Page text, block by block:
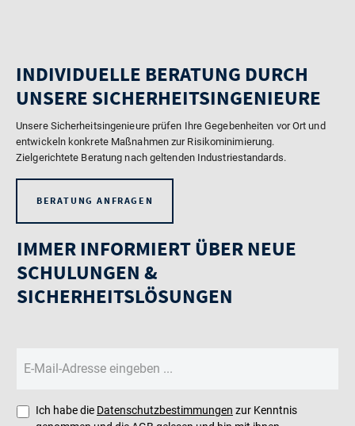
INDIVIDUELLE BERATUNG DURCH
UNSERE SICHERHEITSINGENIEURE
Unsere Sicherheitsingenieure prüfen Ihre Gegebenheiten vor Ort und
entwickeln konkrete Maßnahmen zur Risikominimierung.
Zielgerichtete Beratung nach geltenden Industriestandards.
BERATUNG ANFRAGEN
IMMER INFORMIERT ÜBER NEUE
SCHULUNGEN &
SICHERHEITSLÖSUNGEN
Ich habe die Datenschutzbestimmungen zur Kenntnis